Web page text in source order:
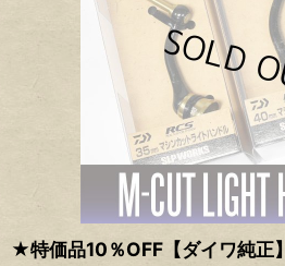
★特価品10％OFF【ダイワ純正